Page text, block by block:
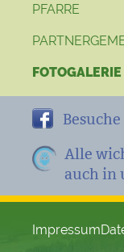
PFARRE
FOTOGALERIE
Alle
auch in
Impressum